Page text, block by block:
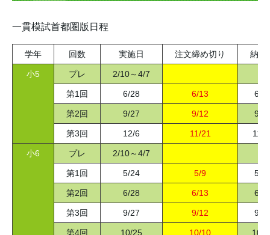
一貫模試首都圏版日程
学年 回数 実施日 注文締め切り 納品
小5 プレ 2/10～4/7
第1回 6/28 6/13 6/
第2回 9/27 9/12 9/
第3回 12/6 11/21 11/
小6 プレ 2/10～4/7
第1回 5/24 5/9 5/
第2回 6/28 6/13 6/
第3回 9/27 9/12 9/
第4回 10/25 10/10 10/